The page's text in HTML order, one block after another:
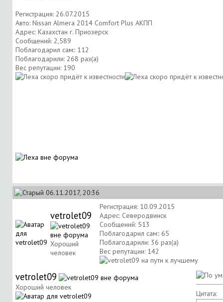
Регистрация: 26.07.2015
Авто: Nissan Almera 2014 Comfort Plus АКПП
Адрес: Казахстан г. Приозерск
Сообщений: 2,589
Поблагодарил сам:: 112
Поблагодарили: 268 раз(а)
Вес репутации: 190
06.11.2017, 20:36
vetrolet09
Хороший
человек
Регистрация: 10.09.2015
Адрес: Северодвинск
Сообщений: 513
Поблагодарил сам:: 65
Поблагодарили: 36 раз(а)
Вес репутации: 142
vetrolet09
Хороший человек
Цитата: